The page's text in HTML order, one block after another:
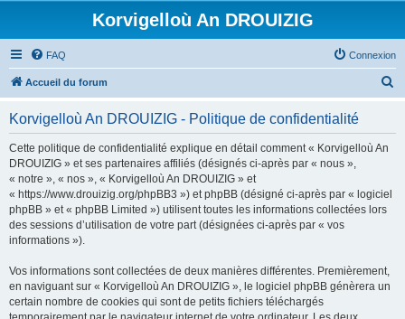
Korvigelloù An DROUIZIG
FAQ Connexion
Accueil du forum
Korvigelloù An DROUIZIG - Politique de confidentialité
Cette politique de confidentialité explique en détail comment « Korvigelloù An
DROUIZIG » et ses partenaires affiliés (désignés ci-après par « nous »,
« notre », « nos », « Korvigelloù An DROUIZIG » et
« https://www.drouizig.org/phpBB3 ») et phpBB (désigné ci-après par « logiciel
phpBB » et « phpBB Limited ») utilisent toutes les informations collectées lors
des sessions d’utilisation de votre part (désignées ci-après par « vos
informations »).
Vos informations sont collectées de deux manières différentes. Premièrement,
en naviguant sur « Korvigelloù An DROUIZIG », le logiciel phpBB génèrera un
certain nombre de cookies qui sont de petits fichiers téléchargés